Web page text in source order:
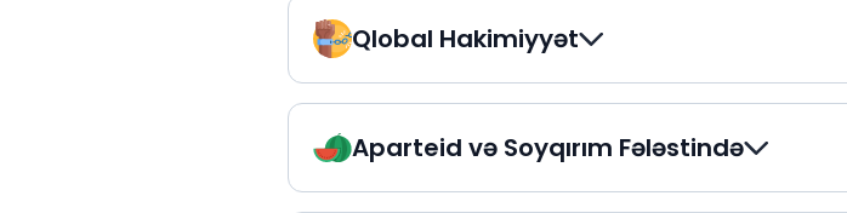
Qlobal Hakimiyyət
Aparteid və Soyqırım Fələstində